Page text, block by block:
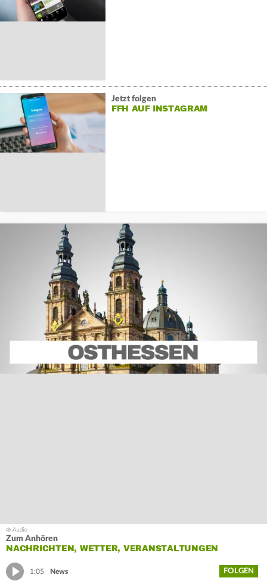
Jetzt folgen
FFH AUF INSTAGRAM
Zum Anhören
NACHRICHTEN, WETTER, VERANSTALTUNGEN
1:05 News FOLGEN